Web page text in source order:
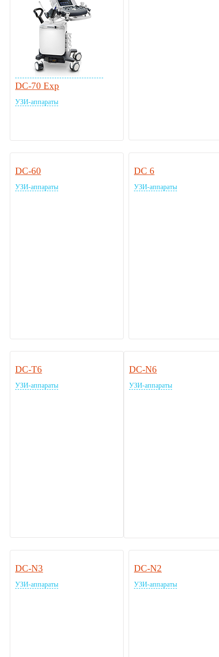
DC-70 Exp
УЗИ-аппараты
DC-60
УЗИ-аппараты
DC 6
УЗИ-аппараты
DC-T6
УЗИ-аппараты
DC-N6
УЗИ-аппараты
DC-N3
УЗИ-аппараты
DC-N2
УЗИ-аппараты